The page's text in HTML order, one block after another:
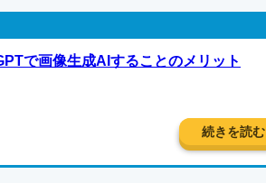
で画像生成AIすることのメリット
続きを読む